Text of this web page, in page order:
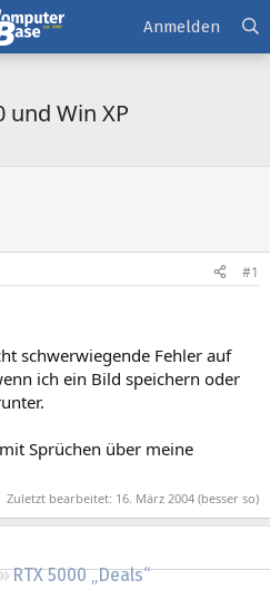
RTX 5000 „Deals“
Anmelden
und Win XP
#1
schwerwiegende Fehler auf
ich ein Bild speichern oder
Sprüchen über meine
Zuletzt bearbeitet: 16. März 2004 (besser so)